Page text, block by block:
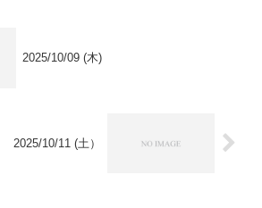
2025/10/09 (木)
2025/10/11 (土）